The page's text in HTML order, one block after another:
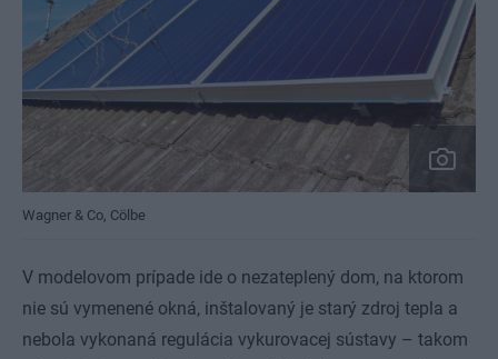
Wagner & Co, Cölbe
V modelovom prípade ide o nezateplený dom, na ktorom
nie sú vymenené okná, inštalovaný je starý zdroj tepla a
nebola vykonaná regulácia vykurovacej sústavy – takom